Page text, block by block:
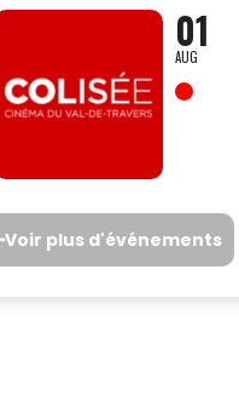
01
AUG
Voir plus d'événements